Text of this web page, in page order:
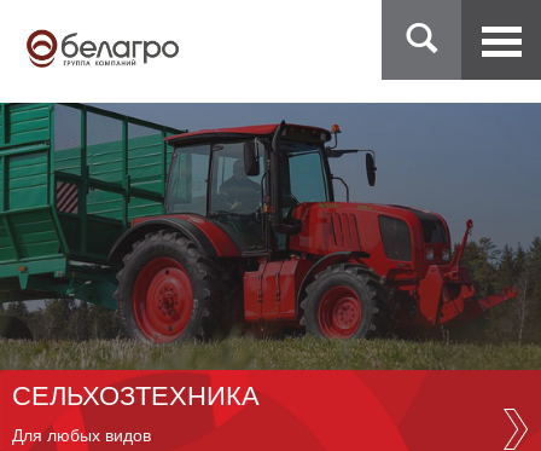
СЕЛЬХОЗТЕХНИКА
Для любых видов